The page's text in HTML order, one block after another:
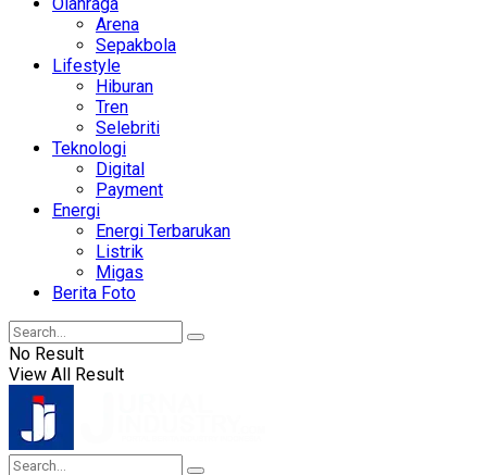
Arena
Sepakbola
Lifestyle
Hiburan
Tren
Selebriti
Teknologi
Digital
Payment
Energi
Energi Terbarukan
Listrik
Migas
Berita Foto
No Result
View All Result